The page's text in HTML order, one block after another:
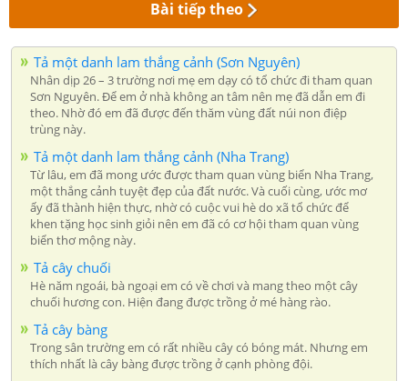
Bài tiếp theo
Tả một danh lam thắng cảnh (Sơn Nguyên)
Nhân dịp 26 – 3 trường nơi mẹ em dạy có tổ chức đi tham quan
Sơn Nguyên. Để em ở nhà không an tâm nên mẹ đã dẫn em đi
theo. Nhờ đó em đã được đến thăm vùng đất núi non điệp
trùng này.
Tả một danh lam thắng cảnh (Nha Trang)
Từ lâu, em đã mong ước được tham quan vùng biển Nha Trang,
một thắng cảnh tuyệt đẹp của đất nước. Và cuối cùng, ước mơ
ấy đã thành hiện thực, nhờ có cuộc vui hè do xã tổ chức để
khen tặng học sinh giỏi nên em đã có cơ hội tham quan vùng
biển thơ mộng này.
Tả cây chuối
Hè năm ngoái, bà ngoại em có về chơi và mang theo một cây
chuối hương con. Hiện đang được trồng ở mé hàng rào.
Tả cây bàng
Trong sân trường em có rất nhiều cây có bóng mát. Nhưng em
thích nhất là cây bàng được trồng ở cạnh phòng đội.